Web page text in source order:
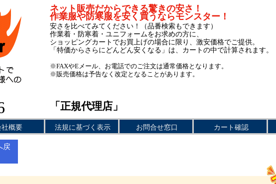
ネット販売だからできる驚きの安さ！
作業服や防寒服を安く買うならモンスター！
安さを比べてみてください！（品番検索もできます）
作業着・防寒着・ユニフォームをお求めの方に、
ショッピングカートでお買上げの場合に限り、激安価格でご提供。
「特価からさらにどんどん安くなる」は、カートの中で計算されます。
※FAXやEメール、お電話でのご注文は通常価格となります。
※販売価格は予告なく改定となることがあります。
「正規代理店」
社概要 法規に基づく表示 お問合せ窓口 カート確認
戻